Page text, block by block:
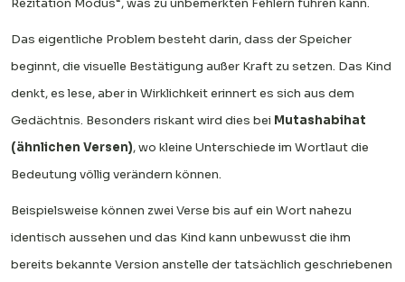
Rezitation Modus“, was zu unbemerkten Fehlern führen kann.
Das eigentliche Problem besteht darin, dass der Speicher
beginnt, die visuelle Bestätigung außer Kraft zu setzen. Das Kind
denkt, es lese, aber in Wirklichkeit erinnert es sich aus dem
Gedächtnis. Besonders riskant wird dies bei Mutashabihat
(ähnlichen Versen), wo kleine Unterschiede im Wortlaut die
Bedeutung völlig verändern können.
Beispielsweise können zwei Verse bis auf ein Wort nahezu
identisch aussehen und das Kind kann unbewusst die ihm
bereits bekannte Version anstelle der tatsächlich geschriebenen